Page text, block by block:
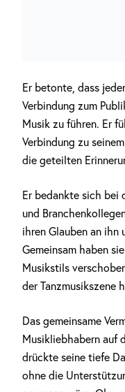
Er betonte, dass
Verbindung zum
Musik zu führen. Er
Verbindung zu
die geteilten
Er bedankte sich bei
und
ihren Glauben an ihn
Gemeinsam haben
Musikstils
der Tanzmusikszene
Das gemeinsame
Musikliebhabern auf
drückte seine tiefe
ohne die